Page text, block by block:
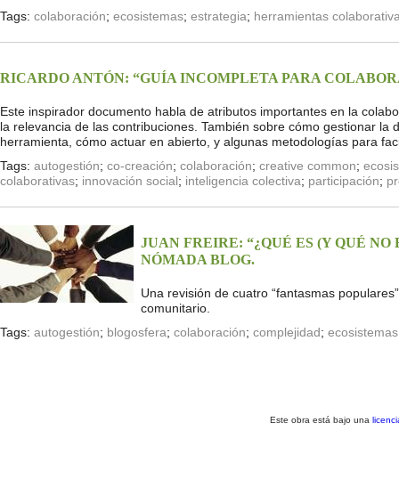
Tags: colaboración; ecosistemas; estrategia; herramientas
RICARDO ANTÓN: “GUÍA INCOMPLETA PARA
Este inspirador documento habla de atributos importantes en la
la relevancia de las contribuciones. También sobre cómo gestionar
herramienta, cómo actuar en abierto, y algunas metodologías para
Tags: autogestión; co-creación; colaboración; creative common;
colaborativas; innovación social; inteligencia colectiva; participación;
JUAN FREIRE: “¿QUÉ ES (Y QUÉ
NÓMADA BLOG.
Una revisión de cuatro “fantasmas
comunitario.
Tags: autogestión; blogosfera; colaboración; complejidad; ecosistemas
Este obra está bajo una